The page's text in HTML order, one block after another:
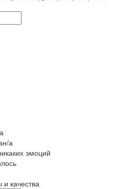
а
эмоций
качества